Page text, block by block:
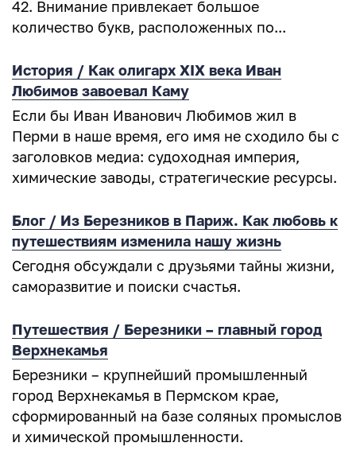
42. Внимание привлекает большое
количество букв, расположенных по...
История / Как олигарх XIX века Иван
Любимов завоевал Каму
Если бы Иван Иванович Любимов жил в
Перми в наше время, его имя не сходило бы с
заголовков медиа: судоходная империя,
химические заводы, стратегические ресурсы.
Блог / Из Березников в Париж. Как любовь к
путешествиям изменила нашу жизнь
Сегодня обсуждали с друзьями тайны жизни,
саморазвитие и поиски счастья.
Путешествия / Березники – главный город
Верхнекамья
Березники – крупнейший промышленный
город Верхнекамья в Пермском крае,
сформированный на базе соляных промыслов
и химической промышленности.